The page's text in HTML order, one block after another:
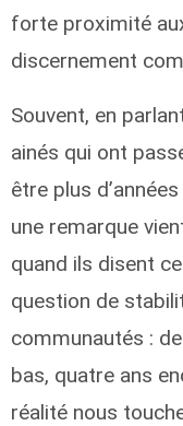
forte proximité
discernement
Souvent, en
ainés qui ont
être plus
une remarque
quand ils disent
question de
communautés :
bas, quatre ans
réalité nous